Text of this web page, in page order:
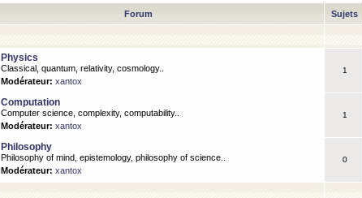
Forum Sujets
Physics
Classical, quantum, relativity, cosmology..
Modérateur: xantox
1
Computation
Computer science, complexity, computability..
Modérateur: xantox
1
Philosophy
Philosophy of mind, epistemology, philosophy of science..
Modérateur: xantox
0